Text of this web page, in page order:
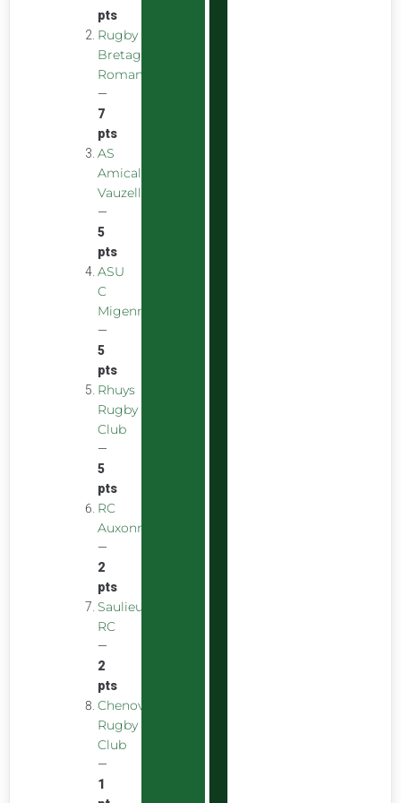
pts
Rugby
Bretagne
Romantique
—
7
pts
AS
Amicale
Vauzelles
—
5
pts
ASU
C
Migennes
—
5
pts
Rhuys
Rugby
Club
—
5
pts
RC
Auxonnais
—
2
pts
Saulieu
RC
—
2
pts
Chenove
Rugby
Club
—
1